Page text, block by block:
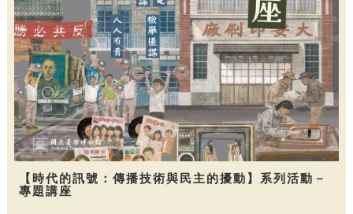
【時代的訊號：傳播技術與民主的擾動】系列活動－
專題講座